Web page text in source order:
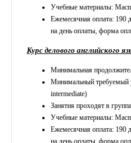
Учебные материалы:
Ежемесячная оплата:
на день оплаты, форма
Курс делового английского
Минимальная
Минимальный требуемый
intermediate)
Занятия проходят в
Учебные материалы:
Ежемесячная оплата:
на день оплаты, форма